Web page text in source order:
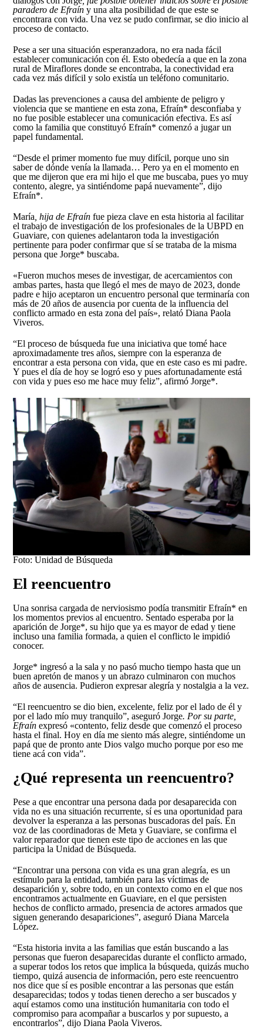
paradero de Efraín y una alta posibilidad de que este se
encontrara con vida. Una vez se pudo confirmar, se dio inicio al
proceso de contacto.
Pese a ser una situación esperanzadora, no era nada fácil
establecer comunicación con él. Esto obedecía a que en la zona
rural de Miraflores donde se encontraba, la conectividad era
cada vez más difícil y solo existía un teléfono comunitario.
Dadas las prevenciones a causa del ambiente de peligro y
violencia que se mantiene en esta zona, Efraín* desconfiaba y
no fue posible establecer una comunicación efectiva. Es así
como la familia que constituyó Efraín* comenzó a jugar un
papel fundamental.
“Desde el primer momento fue muy difícil, porque uno sin
saber de dónde venía la llamada… Pero ya en el momento en
que me dijeron que era mi hijo el que me buscaba, pues yo muy
contento, alegre, ya sintiéndome papá nuevamente”, dijo
Efraín*.
María , hija de Efraín fue pieza clave en esta historia al facilitar
el trabajo de investigación de los profesionales de la UBPD en
Guaviare, con quienes adelantaron toda la investigación
pertinente para poder confirmar que sí se trataba de la misma
persona que Jorge* buscaba.
«Fueron muchos meses de investigar, de acercamientos con
ambas partes, hasta que llegó el mes de mayo de 2023, donde
padre e hijo aceptaron un encuentro personal que terminaría con
más de 20 años de ausencia por cuenta de la influencia del
conflicto armado en esta zona del país», relató Diana Paola
Viveros.
“El proceso de búsqueda fue una iniciativa que tomé hace
aproximadamente tres años, siempre con la esperanza de
encontrar a esta persona con vida, que en este caso es mi padre.
Y pues el día de hoy se logró eso y pues afortunadamente está
con vida y pues eso me hace muy feliz”, afirmó Jorge*.
Foto: Unidad de Búsqueda
El reencuentro
Una sonrisa cargada de nerviosismo podía transmitir Efraín* en
los momentos previos al encuentro. Sentado esperaba por la
aparición de Jorge*, su hijo que ya es mayor de edad y tiene
incluso una familia formada, a quien el conflicto le impidió
conocer.
Jorge* ingresó a la sala y no pasó mucho tiempo hasta que un
buen apretón de manos y un abrazo culminaron con muchos
años de ausencia. Pudieron expresar alegría y nostalgia a la vez.
“El reencuentro se dio bien, excelente, feliz por el lado de él y
por el lado mío muy tranquilo”, aseguró Jorge. Por su parte,
Efraín expresó «contento, feliz desde que comenzó el proceso
hasta el final. Hoy en día me siento más alegre, sintiéndome un
papá que de pronto ante Dios valgo mucho porque por eso me
tiene acá con vida”.
¿Qué representa un reencuentro?
Pese a que encontrar una persona dada por desaparecida con
vida no es una situación recurrente, sí es una oportunidad para
devolver la esperanza a las personas buscadoras del país. En
voz de las coordinadoras de Meta y Guaviare, se confirma el
valor reparador que tienen este tipo de acciones en las que
participa la Unidad de Búsqueda.
“Encontrar una persona con vida es una gran alegría, es un
estímulo para la entidad, también para las víctimas de
desaparición y, sobre todo, en un contexto como en el que nos
encontramos actualmente en Guaviare, en el que persisten
hechos de conflicto armado, presencia de actores armados que
siguen generando desapariciones”, aseguró Diana Marcela
López.
“Esta historia invita a las familias que están buscando a las
personas que fueron desaparecidas durante el conflicto armado,
a superar todos los retos que implica la búsqueda, quizás mucho
tiempo, quizá ausencia de información, pero este reencuentro
nos dice que sí es posible encontrar a las personas que están
desaparecidas; todos y todas tienen derecho a ser buscados y
aquí estamos como una institución humanitaria con todo el
compromiso para acompañar a buscarlos y por supuesto, a
encontrarlos”, dijo Diana Paola Viveros.